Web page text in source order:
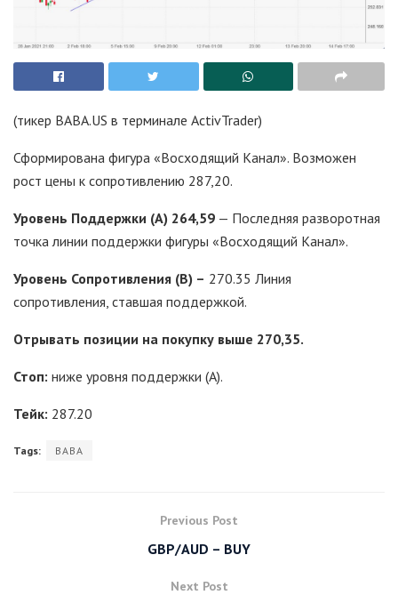
(тикер BABA.US в терминале ActivTrader)
Сформирована фигура «Восходящий Канал». Возможен
рост цены к сопротивлению 287,20.
Уровень Поддержки (A) 264,59 — Последняя разворотная
точка линии поддержки фигуры «Восходящий Канал».
Уровень Сопротивления (B) – 270.35 Линия
сопротивления, ставшая поддержкой.
Отрывать позиции на покупку выше 270,35.
Стоп: ниже уровня поддержки (А).
Тейк: 287.20
Tags: BABA
Previous Post
GBP/AUD – BUY
Next Post